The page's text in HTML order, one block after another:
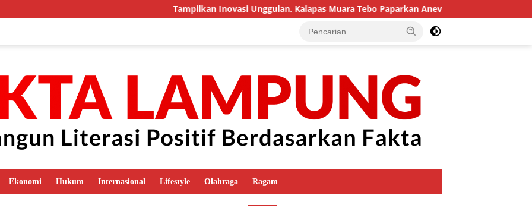
Tampilkan Inovasi Unggulan, Kalapas Muara Tebo Paparkan Anev Kinerja Semester I Tahun 2026
Ekonomi Hukum Internasional Lifestyle Olahraga Ragam